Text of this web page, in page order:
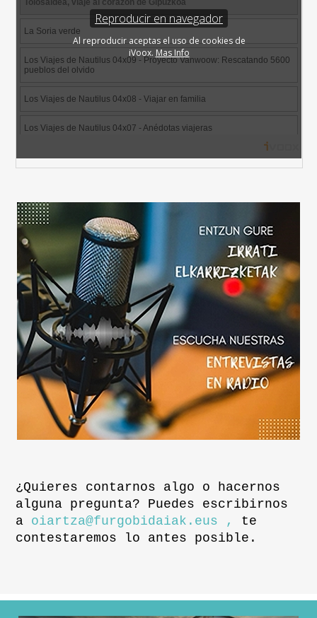
¿Quieres contarnos algo o hacernos
alguna pregunta? Puedes escribirnos
a oiartza@furgobidaiak.eus ,
te
contestaremos lo antes posible.